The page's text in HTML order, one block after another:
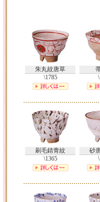
朱丸紋唐草
\1785
刷毛錆青紋
\1365
砂